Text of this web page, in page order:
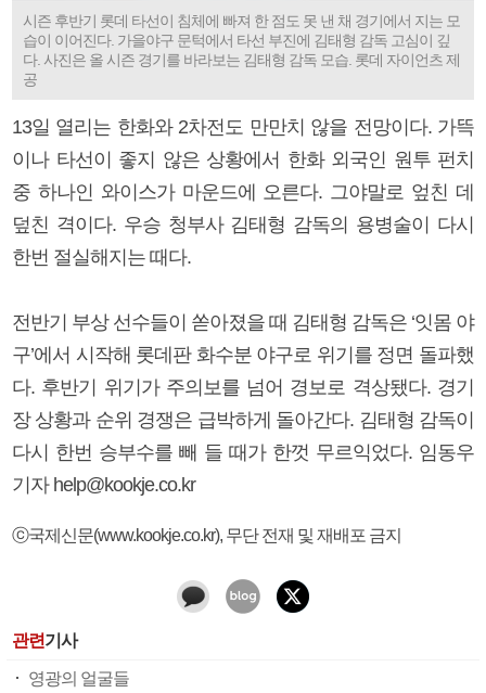
시즌 후반기 롯데 타선이 침체에 빠져 한 점도 못 낸 채 경기에서 지는 모
습이 이어진다. 가을야구 문턱에서 타선 부진에 김태형 감독 고심이 깊
다. 사진은 올 시즌 경기를 바라보는 김태형 감독 모습. 롯데 자이언츠 제
공
13일 열리는 한화와 2차전도 만만치 않을 전망이다. 가뜩
이나 타선이 좋지 않은 상황에서 한화 외국인 원투 펀치
중 하나인 와이스가 마운드에 오른다. 그야말로 엎친 데
덮친 격이다. 우승 청부사 김태형 감독의 용병술이 다시
한번 절실해지는 때다.
전반기 부상 선수들이 쏟아졌을 때 김태형 감독은 ‘잇몸 야
구’에서 시작해 롯데판 화수분 야구로 위기를 정면 돌파했
다. 후반기 위기가 주의보를 넘어 경보로 격상됐다. 경기
장 상황과 순위 경쟁은 급박하게 돌아간다. 김태형 감독이
다시 한번 승부수를 빼 들 때가 한껏 무르익었다. 임동우
기자 help@kookje.co.kr
ⓒ국제신문(www.kookje.co.kr), 무단 전재 및 재배포 금지
관련기사
영광의 얼굴들